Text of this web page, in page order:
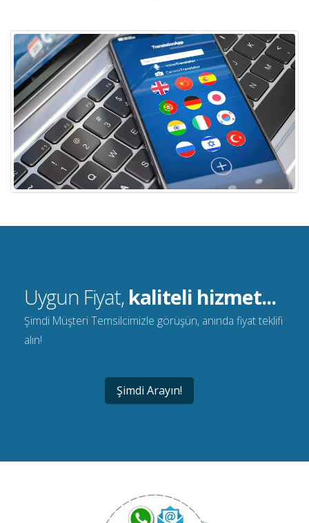
Uygun Fiyat, kaliteli hizmet...
Şimdi Müşteri Temsilcimizle görüşün, anında fiyat teklifi
alın!
Şimdi Arayın!